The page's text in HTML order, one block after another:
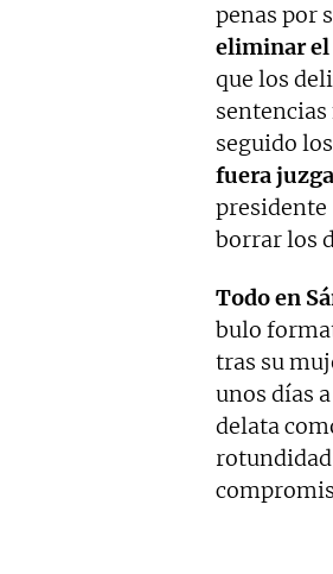
penas por
eliminar el
que los
seguido
fuera
presidente
borrar los
Todo en
bulo
tras su
unos días
delata
rotundidad